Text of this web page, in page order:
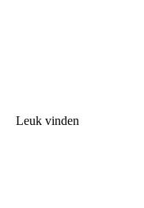
Leuk vinden